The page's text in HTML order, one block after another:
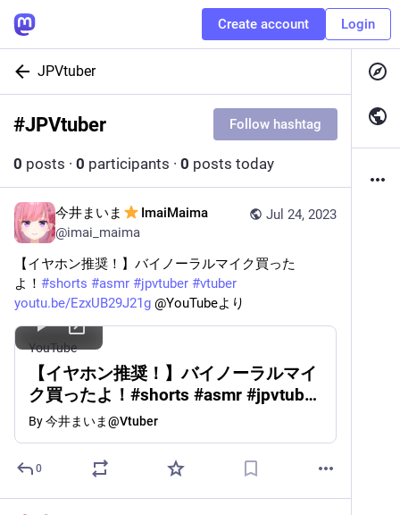
Create account Login
JPVtuber
#JPVtuber Follow hashtag
0 posts · 0 participants · 0 posts today
Jul 24, 2023
今井まいま
️ImaiMaima
@imai_maima
【イヤホン推奨！】バイノーラルマイク買った
よ！ #shorts #asmr #jpvtuber #vtuber
youtu.be/EzxUB29J21g @YouTubeより
YouTube
【イヤホン推奨！】バイノーラルマイ
ク買ったよ！#shorts #asmr #jpvtuber
#vtuber
By今井まいま@Vtuber
0